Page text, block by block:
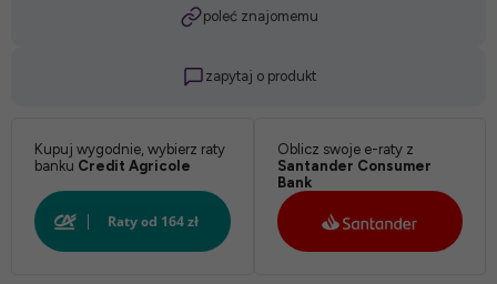
poleć znajomemu
zapytaj o produkt
Kupuj wygodnie, wybierz raty
banku Credit Agricole
Oblicz swoje e-raty z
Santander Consumer
Bank